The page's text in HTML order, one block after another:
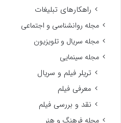
راهکارهای تبلیغات
مجله روانشناسی و اجتماعی
مجله سریال و تلویزیون
مجله سینمایی
تریلر فیلم و سریال
معرفی فیلم
نقد و بررسی فیلم
مجله فرهنگ و هنر